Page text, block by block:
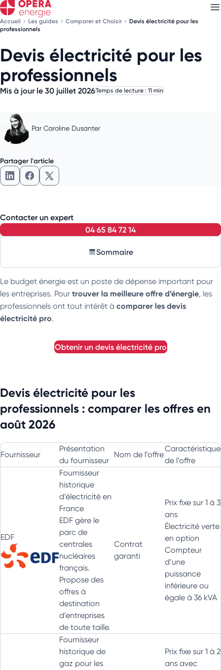
Accueil Les guides Comparer et Choisir
Devis électricité pour les
professionnels
Devis électricité pour les
professionnels
Mis à jour le 30 juillet 2026Temps de lecture : 11 min
Par Caroline Dusanter
Partager l'article
Partager l'article sur LinkedIn
Partager l'article sur Facebook
Partager l'article sur X
Contacter un expert
04 65 84 72 14
Sommaire
Le budget énergie est un poste de dépense important pour
les entreprises. Pour trouver la meilleure offre d’énergie, les
professionnels ont tout intérêt à comparer les devis
électricité pro.
obtenir un devis électricité pro
Devis électricité pour les
professionnels : comparer les offres en
août 2026
Fournisseur
Présentation
du fournisseur
Nom de l’offre
Caractéristique
de l’offre
EDF
Fournisseur
historique
d’électricité en
France
EDF gère le
parc de
centrales
nucléaires
français.
Propose des
offres à
destination
d’entreprises
de toute taille.
Contrat
garanti
Prix fixe sur 1 à 3
ans
Électricité verte
en option
Compteur
d’une
puissance
inférieure ou
égale à 36 kVA
Fournisseur
historique de
gaz pour les
Prix fixe sur 1 à 2
ans avec
Découvrez nosnewsletters
Choisissez les newsletters qui vous intéressent